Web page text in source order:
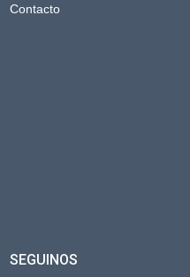
Contacto
SEGUINOS